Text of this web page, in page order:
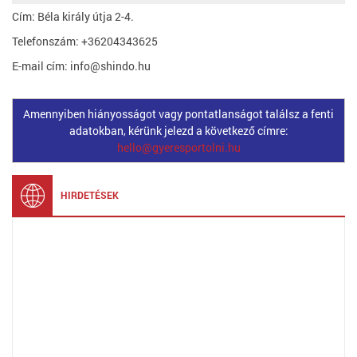
Cím: Béla király útja 2-4.
Telefonszám: +36204343625
E-mail cím: info@shindo.hu
Amennyiben hiányosságot vagy pontatlanságot találsz a fenti
adatokban, kérünk jelezd a következő címre:
hello@gyeresportolni.hu
HIRDETÉSEK